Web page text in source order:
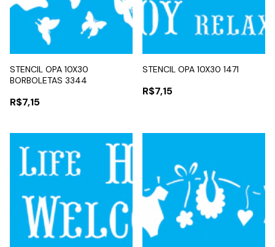
STENCIL OPA 10X30
BORBOLETAS 3344
R$7,15
STENCIL OPA 10X30 1471
R$7,15